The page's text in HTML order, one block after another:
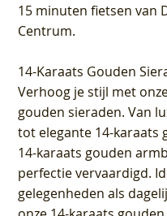
15 minuten fietsen van
Centrum.
14-Karaats Gouden
Verhoog je stijl met
gouden sieraden. Van
tot elegante 14-karaats
14-karaats gouden
perfectie vervaardigd.
gelegenheden als